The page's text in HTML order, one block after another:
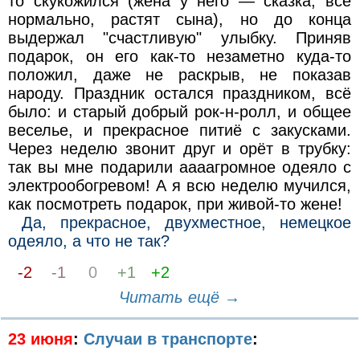
нормально, растят сына), но до конца
выдержал "счастливую" улыбку. Приняв
подарок, он его как-то незаметно куда-то
положил, даже не раскрыв, не показав
народу. Праздник остался праздником, всё
было: и старый добрый рок-н-ролл, и общее
веселье, и прекрасное питиё с закусками.
Через неделю звонит друг и орёт в трубку:
так вы мне подарили аааагромное одеяло с
электрообогревом! А я всю неделю мучился,
как посмотреть подарок, при живой-то жене!
Да, прекрасное, двухместное, немецкое
одеяло, а что не так?
-2
-1 0 +1
+2
Читать ещё →
23 июня: Случаи в транспорте: